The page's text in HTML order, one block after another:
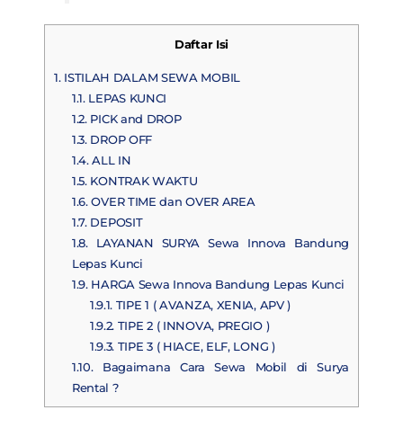
Daftar Isi
1.ISTILAH DALAM SEWA MOBIL
1.1.LEPAS KUNCI
1.2.PICK and DROP
1.3.DROP OFF
1.4.ALL IN
1.5.KONTRAK WAKTU
1.6.OVER TIME dan OVER AREA
1.7.DEPOSIT
1.8.LAYANAN SURYA Sewa Innova Bandung
Lepas Kunci
1.9.HARGA Sewa Innova Bandung Lepas Kunci
1.9.1. TIPE 1 ( AVANZA, XENIA, APV )
1.9.2. TIPE 2 ( INNOVA, PREGIO )
1.9.3. TIPE 3 ( HIACE, ELF, LONG )
1.10.Bagaimana Cara Sewa Mobil di Surya
Rental ?